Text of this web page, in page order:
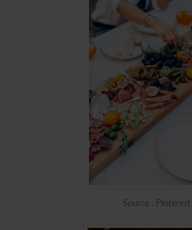
Source : Pinterest